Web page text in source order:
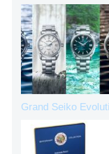
Grand Seiko